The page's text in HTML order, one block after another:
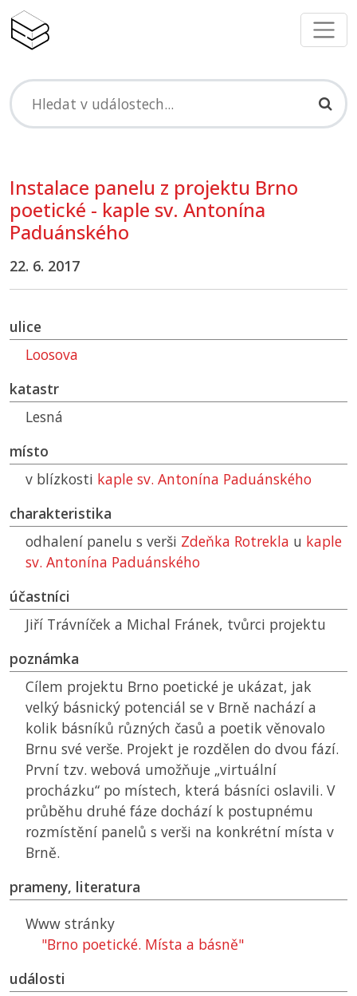
Instalace panelu z projektu Brno
poetické - kaple sv. Antonína
Paduánského
22. 6. 2017
ulice
Loosova
katastr
Lesná
místo
v blízkosti kaple sv. Antonína Paduánského
charakteristika
odhalení panelu s verši Zdeňka Rotrekla u kaple
sv. Antonína Paduánského
účastníci
Jiří Trávníček a Michal Fránek, tvůrci projektu
poznámka
Cílem projektu Brno poetické je ukázat, jak
velký básnický potenciál se v Brně nachází a
kolik básníků různých časů a poetik věnovalo
Brnu své verše. Projekt je rozdělen do dvou fází.
První tzv. webová umožňuje „virtuální
procházku“ po místech, která básníci oslavili. V
průběhu druhé fáze dochází k postupnému
rozmístění panelů s verši na konkrétní místa v
Brně.
prameny, literatura
Www stránky
"Brno poetické. Místa a básně"
události